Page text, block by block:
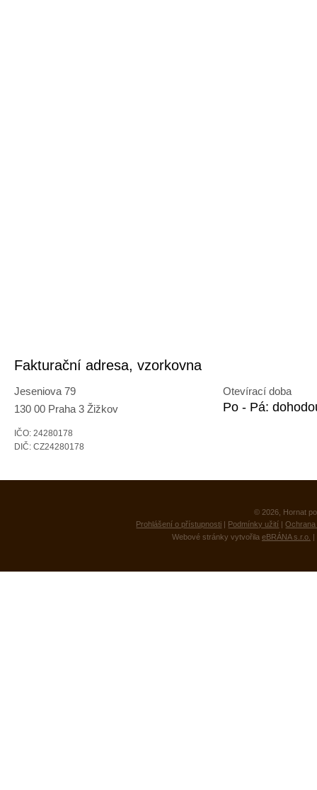
Fakturační adresa, vzorkovna
Jeseniova 79
130 00 Praha 3 Žižkov
IČO: 24280178
DIČ: CZ24280178
Otevírací doba
Po - Pá:
© 2026, Hornat
Prohlášení o přístupnosti | Podmínky užití |
Webové stránky vytvořila eBRÁNA s.r.o. |